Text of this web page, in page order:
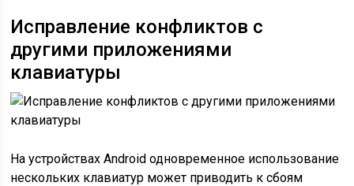
Исправление конфликтов с
другими приложениями
клавиатуры
На устройствах Android одновременное использование
нескольких клавиатур может приводить к сбоям